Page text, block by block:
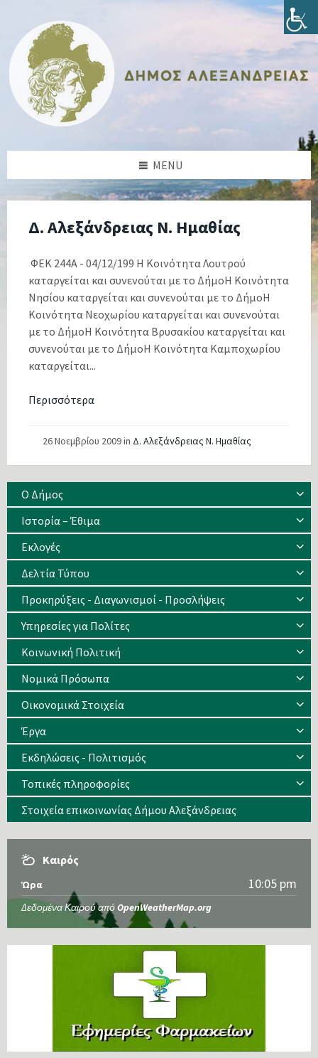
content
sidebar
sidebar
footer
MENU
Δ. Αλεξάνδρειας Ν. Ημαθίας
ΦΕΚ 244Α - 04/12/199 Η Κοινότητα Λουτρού
καταργείται και συνενούται με το ΔήμοΗ Κοινότητα
Νησίου καταργείται και συνενούται με το ΔήμοΗ
Κοινότητα Νεοχωρίου καταργείται και συνενούται
με το ΔήμοΗ Κοινότητα Βρυσακίου καταργείται και
συνενούται με το ΔήμοΗ Κοινότητα Καμποχωρίου
καταργείται...
Περισσότερα
26 Νοεμβρίου 2009in Δ. Αλεξάνδρειας Ν. Ημαθίας
Ο Δήμος
Ιστορία – Έθιμα
Eκλογές
Δελτία Τύπου
Προκηρύξεις - Διαγωνισμοί - Προσλήψεις
Υπηρεσίες για Πολίτες
Κοινωνική Πολιτική
Νομικά Πρόσωπα
Οικονομικά Στοιχεία
Έργα
Εκδηλώσεις - Πολιτισμός
Τοπικές πληροφορίες
Στοιχεία επικοινωνίας Δήμου Αλεξάνδρειας
Καιρός
Ώρα 10:05 pm
Δεδομένα Καιρού από OpenWeatherMap.org